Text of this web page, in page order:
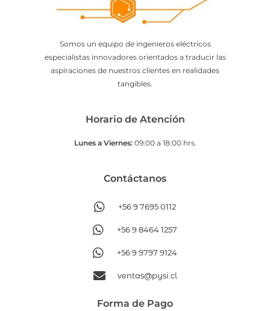
Somos un equipo de ingenieros eléctricos
especialistas innovadores orientados a traducir las
aspiraciones de nuestros clientes en realidades
tangibles.
Horario de Atención
Lunes a Viernes:09:00 a 18:00 hrs.
Contáctanos​
+56 9 7695 0112
+56 9 8464 1257
+56 9 9797 9124
ventas@pysi.cl
Forma de Pago